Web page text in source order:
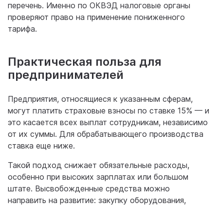
перечень. Именно по ОКВЭД налоговые органы
проверяют право на применение пониженного
тарифа.
Практическая польза для
предпринимателей
Предприятия, относящиеся к указанным сферам,
могут платить страховые взносы по ставке 15% — и
это касается всех выплат сотрудникам, независимо
от их суммы. Для обрабатывающего производства
ставка еще ниже.
Такой подход снижает обязательные расходы,
особенно при высоких зарплатах или большом
штате. Высвобожденные средства можно
направить на развитие: закупку оборудования,